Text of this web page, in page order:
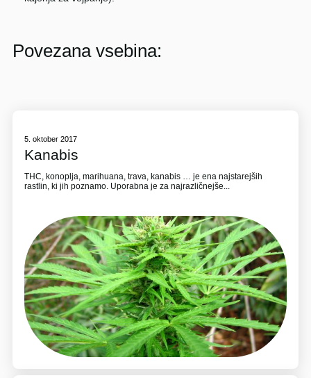
Povezana vsebina:
5. oktober 2017
Kanabis
THC, konoplja, marihuana, trava, kanabis … je ena najstarejših
rastlin, ki jih poznamo. Uporabna je za najrazličnejše...